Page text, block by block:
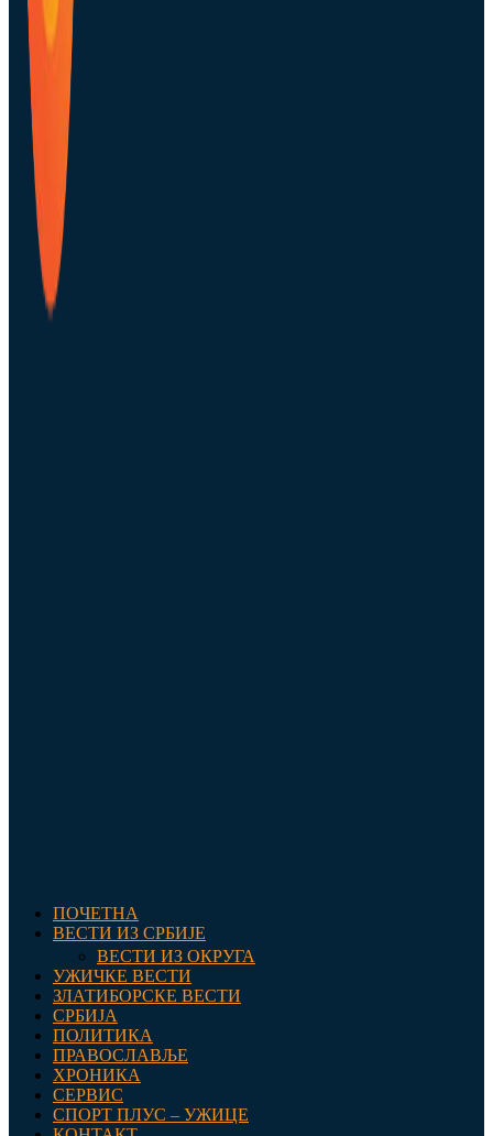
ПОЧЕТНА
ВЕСТИ ИЗ СРБИЈЕ
ВЕСТИ ИЗ ОКРУГА
УЖИЧКЕ ВЕСТИ
ЗЛАТИБОРСКЕ ВЕСТИ
СРБИЈА
ПОЛИТИКА
ПРАВОСЛАВЉЕ
ХРОНИКА
СЕРВИС
СПОРТ ПЛУС – УЖИЦЕ